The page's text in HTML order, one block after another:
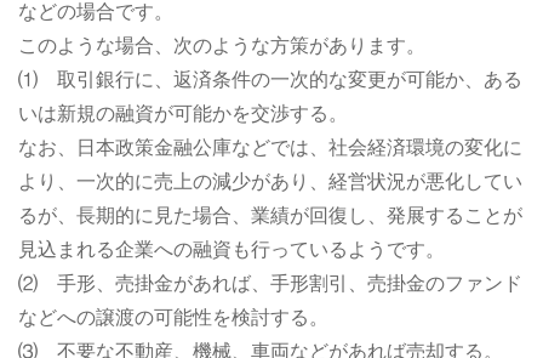
などの場合です。
このような場合、次のような方策があります。
⑴ 取引銀行に、返済条件の一次的な変更が可能か、ある
いは新規の融資が可能かを交渉する。
なお、日本政策金融公庫などでは、社会経済環境の変化に
より、一次的に売上の減少があり、経営状況が悪化してい
るが、長期的に見た場合、業績が回復し、発展することが
見込まれる企業への融資も行っているようです。
⑵ 手形、売掛金があれば、手形割引、売掛金のファンド
などへの譲渡の可能性を検討する。
⑶ 不要な不動産、機械、車両などがあれば売却する。